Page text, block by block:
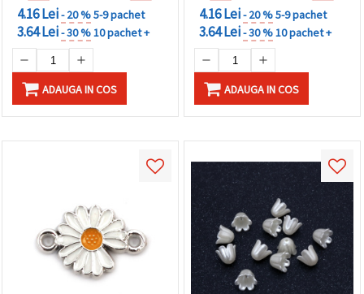
4.16 Lei- 20 %5-9 pachet
3.64 Lei- 30 %10 pachet +
ADAUGA IN COS
4.16 Lei- 20 %5-9 pachet
3.64 Lei- 30 %10 pachet +
ADAUGA IN COS